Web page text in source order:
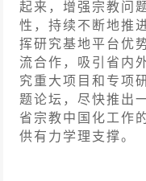
起来，增强宗教问
性，持续不断地推
挥研究基地平台优
流合作，吸引省内
究重大项目和专项
题论坛，尽快推出
省宗教中国化工作
供有力学理支撑。